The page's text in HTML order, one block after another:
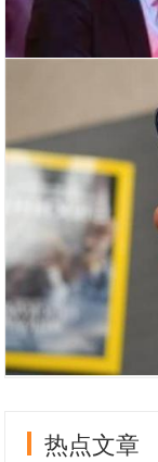
热点文章